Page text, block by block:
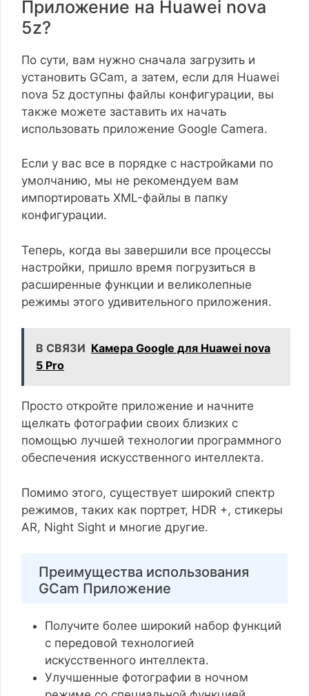
Приложение на Huawei nova
5z?
По сути, вам нужно сначала загрузить и
установить GCam, а затем, если для Huawei
nova 5z доступны файлы конфигурации, вы
также можете заставить их начать
использовать приложение Google Camera.
Если у вас все в порядке с настройками по
умолчанию, мы не рекомендуем вам
импортировать XML-файлы в папку
конфигурации.
Теперь, когда вы завершили все процессы
настройки, пришло время погрузиться в
расширенные функции и великолепные
режимы этого удивительного приложения.
В СВЯЗИ Камера Google для Huawei nova
5 Pro
Просто откройте приложение и начните
щелкать фотографии своих близких с
помощью лучшей технологии программного
обеспечения искусственного интеллекта.
Помимо этого, существует широкий спектр
режимов, таких как портрет, HDR +, стикеры
AR, Night Sight и многие другие.
Преимущества использования
GCam Приложение
Получите более широкий набор функций
с передовой технологией
искусственного интеллекта.
Улучшенные фотографии в ночном